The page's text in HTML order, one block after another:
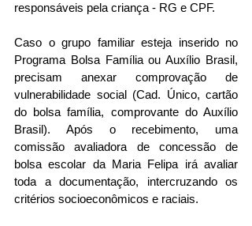
responsáveis pela criança - RG e CPF.
Caso o grupo familiar esteja inserido no
Programa Bolsa Família ou Auxílio Brasil,
precisam anexar comprovação de
vulnerabilidade social (Cad. Único, cartão
do bolsa família, comprovante do Auxílio
Brasil). Após o recebimento, uma
comissão avaliadora de concessão de
bolsa escolar da Maria Felipa irá avaliar
toda a documentação, intercruzando os
critérios socioeconômicos e raciais.